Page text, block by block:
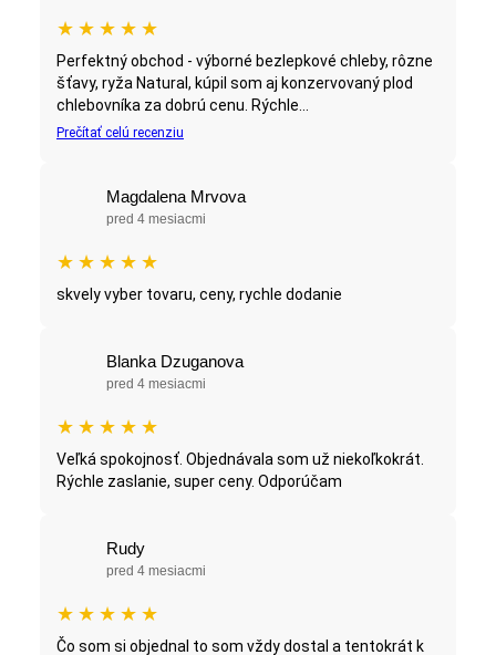
★ ★ ★ ★ ★
Perfektný obchod - výborné bezlepkové chleby, rôzne
šťavy, ryža Natural, kúpil som aj konzervovaný plod
chlebovníka za dobrú cenu. Rýchle...
Prečítať celú recenziu
Magdalena Mrvova
pred 4 mesiacmi
★ ★ ★ ★ ★
skvely vyber tovaru, ceny, rychle dodanie
Blanka Dzuganova
pred 4 mesiacmi
★ ★ ★ ★ ★
Veľká spokojnosť. Objednávala som už niekoľkokrát.
Rýchle zaslanie, super ceny. Odporúčam
Rudy
pred 4 mesiacmi
★ ★ ★ ★ ★
Čo som si objednal to som vždy dostal a tentokrát k